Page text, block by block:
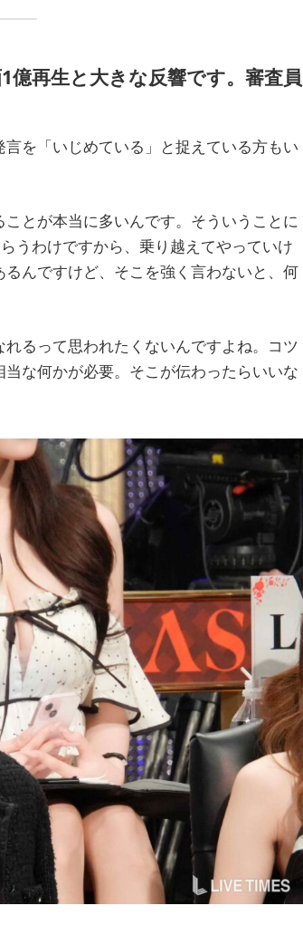
再生と大きな反響です。審査員
を「いじめている」と捉えている方もい
とが本当に多いんです。そういうことに
うわけですから、乗り越えてやっていけ
んですけど、そこを強く言わないと、何
るって思われたくないんですよね。コツ
な何かが必要。そこが伝わったらいいな